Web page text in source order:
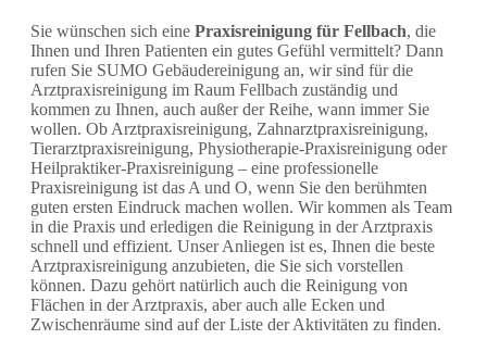
Sie wünschen sich eine Praxisreinigung für Fellbach, die
Ihnen und Ihren Patienten ein gutes Gefühl vermittelt? Dann
rufen Sie SUMO Gebäudereinigung an, wir sind für die
Arztpraxisreinigung im Raum Fellbach zuständig und
kommen zu Ihnen, auch außer der Reihe, wann immer Sie
wollen. Ob Arztpraxisreinigung, Zahnarztpraxisreinigung,
Tierarztpraxisreinigung, Physiotherapie-Praxisreinigung oder
Heilpraktiker-Praxisreinigung – eine professionelle
Praxisreinigung ist das A und O, wenn Sie den berühmten
guten ersten Eindruck machen wollen. Wir kommen als Team
in die Praxis und erledigen die Reinigung in der Arztpraxis
schnell und effizient. Unser Anliegen ist es, Ihnen die beste
Arztpraxisreinigung anzubieten, die Sie sich vorstellen
können. Dazu gehört natürlich auch die Reinigung von
Flächen in der Arztpraxis, aber auch alle Ecken und
Zwischenräume sind auf der Liste der Aktivitäten zu finden.